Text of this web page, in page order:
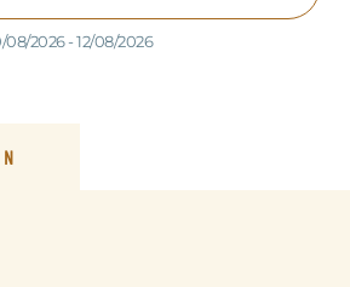
08/2026 - 12/08/2026